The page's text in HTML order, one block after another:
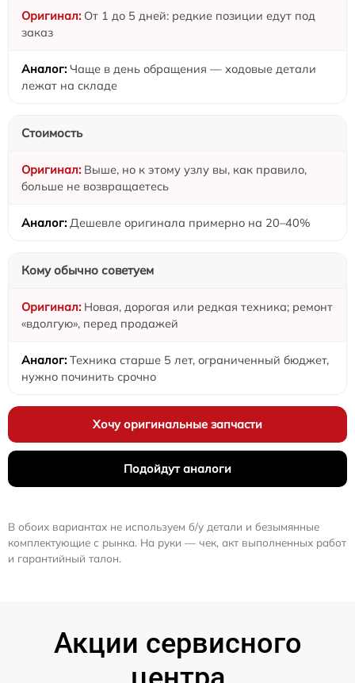
От 1 до 5 дней: редкие позиции едут под
заказ
Чаще в день обращения — ходовые детали
лежат на складе
Стоимость
Выше, но к этому узлу вы, как правило,
больше не возвращаетесь
Дешевле оригинала примерно на 20–40%
Кому обычно советуем
Новая, дорогая или редкая техника; ремонт
«вдолгую», перед продажей
Техника старше 5 лет, ограниченный бюджет,
нужно починить срочно
Хочу оригинальные запчасти
Подойдут аналоги
В обоих вариантах не используем б/у детали и безымянные
комплектующие с рынка. На руки — чек, акт выполненных работ
и гарантийный талон.
Акции сервисного